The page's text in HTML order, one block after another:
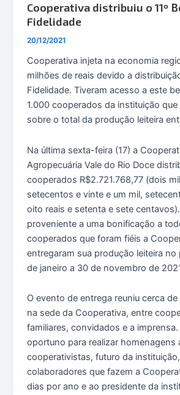
Cooperativa distribuiu o 11º
Fidelidade
20/12/2021
Cooperativa injeta na economia
milhões de reais devido a
Fidelidade. Tiveram acesso a este
1.000 cooperados da instituição que
sobre o total da produção leiteira
Na última sexta-feira (17) a
Agropecuária Vale do Rio Doce
cooperados R$2.721.768,77 (dois
setecentos e vinte e um mil,
oito reais e setenta e sete
proveniente a uma bonificação a
cooperados que foram fiéis a
entregaram sua produção leiteira no
de janeiro a 30 de novembro de
O evento de entrega reuniu cerca
na sede da Cooperativa, entre
familiares, convidados e a
oportuno para realizar homenagens
cooperativistas, futuro da
colaboradores que fazem a
dias por ano e ao presidente da